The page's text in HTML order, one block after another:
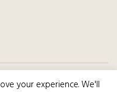
your experience. We'll